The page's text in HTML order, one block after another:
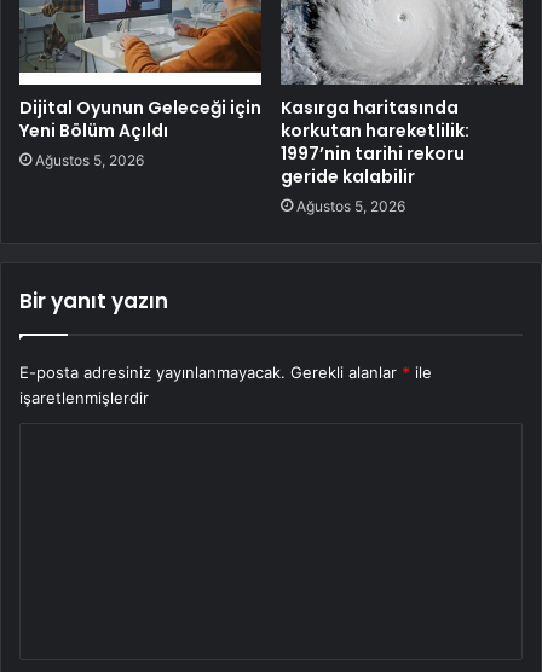
Dijital Oyunun Geleceği için
Yeni Bölüm Açıldı
Ağustos 5, 2026
Kasırga haritasında
korkutan hareketlilik:
1997’nin tarihi rekoru
geride kalabilir
Ağustos 5, 2026
Bir yanıt yazın
E-posta adresiniz yayınlanmayacak. Gerekli alanlar * ile
işaretlenmişlerdir